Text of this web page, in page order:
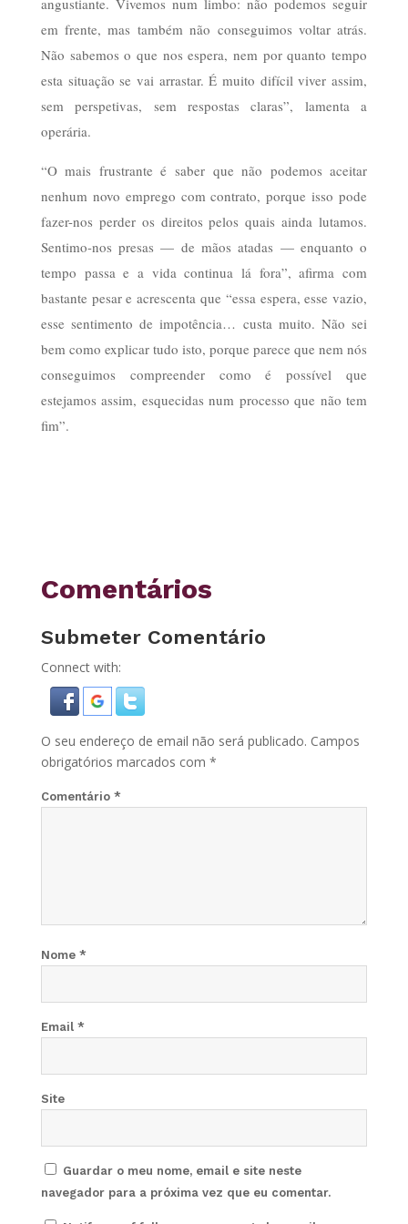
em frente, mas também não conseguimos voltar atrás.
Não sabemos o que nos espera, nem por quanto tempo
esta situação se vai arrastar. É muito difícil viver assim,
sem perspetivas, sem respostas claras”, lamenta a
operária.
“O mais frustrante é saber que não podemos aceitar
nenhum novo emprego com contrato, porque isso pode
fazer-nos perder os direitos pelos quais ainda lutamos.
Sentimo-nos presas — de mãos atadas — enquanto o
tempo passa e a vida continua lá fora”, afirma com
bastante pesar e acrescenta que “essa espera, esse vazio,
esse sentimento de impotência… custa muito. Não sei
bem como explicar tudo isto, porque parece que nem nós
conseguimos compreender como é possível que
estejamos assim, esquecidas num processo que não tem
fim”.
Comentários
Submeter Comentário
Connect with:
O seu endereço de email não será publicado. Campos
obrigatórios marcados com *
Comentário *
Nome *
Email *
Site
Guardar o meu nome, email e site neste
navegador para a próxima vez que eu comentar.